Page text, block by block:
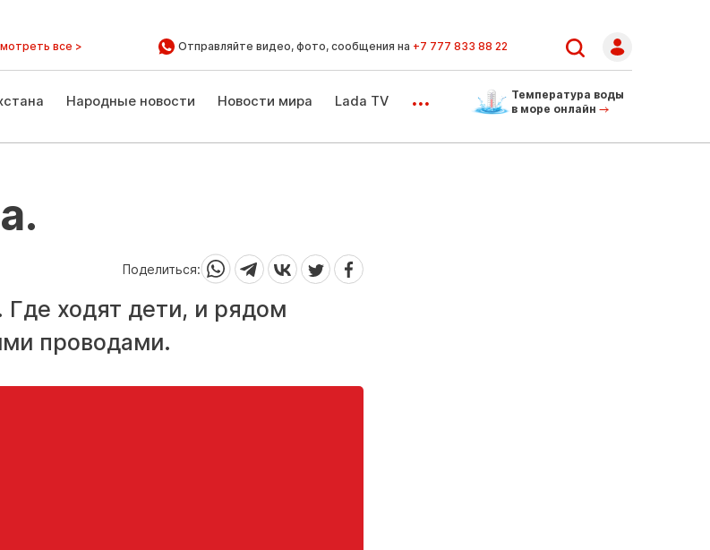
все > Отправляйте видео, фото, сообщения на +7 777 833 88 22
Народные новости Новости мира Lada TV ...
Температура воды
в море онлайн
Поделиться:
Где ходят дети, и рядом
проводами.